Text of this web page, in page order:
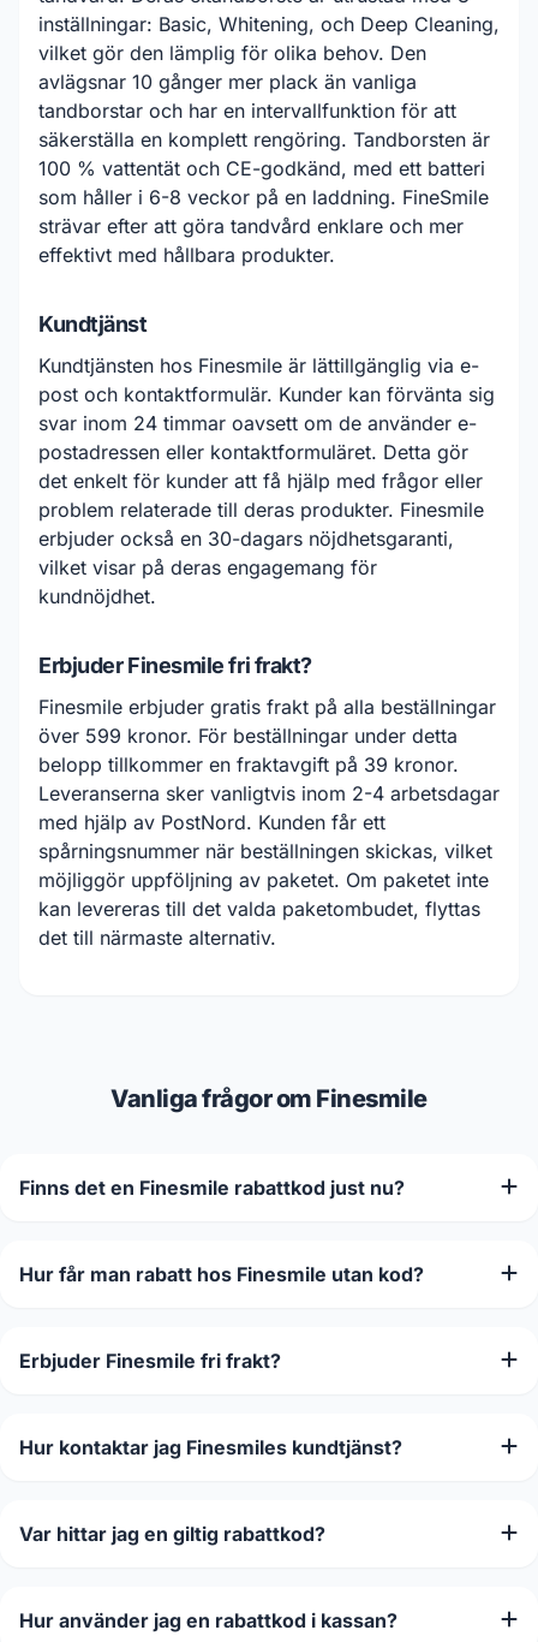
inställningar: Basic, Whitening, och Deep Cleaning,
vilket gör den lämplig för olika behov. Den
avlägsnar 10 gånger mer plack än vanliga
tandborstar och har en intervallfunktion för att
säkerställa en komplett rengöring. Tandborsten är
100 % vattentät och CE-godkänd, med ett batteri
som håller i 6-8 veckor på en laddning. FineSmile
strävar efter att göra tandvård enklare och mer
effektivt med hållbara produkter.
Kundtjänst
Kundtjänsten hos Finesmile är lättillgänglig via e-
post och kontaktformulär. Kunder kan förvänta sig
svar inom 24 timmar oavsett om de använder e-
postadressen eller kontaktformuläret. Detta gör
det enkelt för kunder att få hjälp med frågor eller
problem relaterade till deras produkter. Finesmile
erbjuder också en 30-dagars nöjdhetsgaranti,
vilket visar på deras engagemang för
kundnöjdhet.
Erbjuder Finesmile fri frakt?
Finesmile erbjuder gratis frakt på alla beställningar
över 599 kronor. För beställningar under detta
belopp tillkommer en fraktavgift på 39 kronor.
Leveranserna sker vanligtvis inom 2-4 arbetsdagar
med hjälp av PostNord. Kunden får ett
spårningsnummer när beställningen skickas, vilket
möjliggör uppföljning av paketet. Om paketet inte
kan levereras till det valda paketombudet, flyttas
det till närmaste alternativ.
Vanliga frågor om Finesmile
Finns det en Finesmile rabattkod just nu?
Hur får man rabatt hos Finesmile utan kod?
Erbjuder Finesmile fri frakt?
Hur kontaktar jag Finesmiles kundtjänst?
Var hittar jag en giltig rabattkod?
Hur använder jag en rabattkod i kassan?